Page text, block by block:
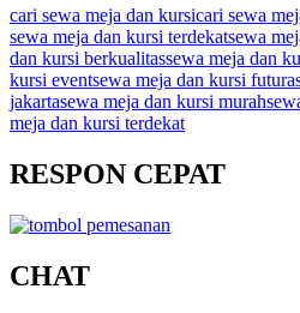
cari sewa meja dan kursicari sewa
sewa meja dan kursi terdekatsewa
dan kursi berkualitassewa meja dan
kursi eventsewa meja dan kursi futura
jakartasewa meja dan kursi murah
meja dan kursi terdekat
RESPON CEPAT
CHAT